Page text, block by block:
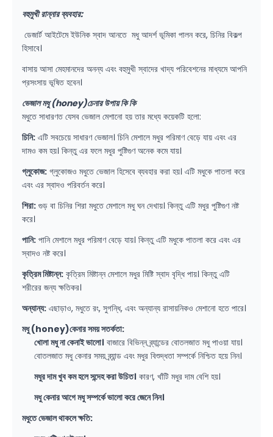
বহুমুখী রান্নার ব্যবহার:
ডেজার্ট আইটেমে ইউনিক স্বাদ আনতে মধু আদর্শ ভূমিকা পালন করে, চিনির বিকল্প
হিসাবে।
বাসায় আসা মেহমানদের অনন্য এবং বহুমুখী স্বাদের খাদ্য পরিবেশনের মাধ্যমে আপনি
প্রসংসায় ভূষিত হবেন।
ভেজাল মধু (honey)চেনার উপায় কি কি
মধুতে সাধারণত যেসব ভেজাল মেশানো হয় তার মধ্যে কয়েকটি হলো:
চিনি: এটি সবচেয়ে সাধারণ ভেজাল। চিনি মেশালে মধুর পরিমাণ বেড়ে যায় এবং এর
দামও কম হয়। কিন্তু এর ফলে মধুর পুষ্টিগুণ অনেক কমে যায়।
গ্লুকোজ: গ্লুকোজও মধুতে ভেজাল হিসেবে ব্যবহার করা হয়। এটি মধুকে পাতলা করে
এবং এর স্বাদও পরিবর্তন করে।
শিরা: গুড় বা চিনির শিরা মধুতে মেশালে মধু ঘন দেখায়। কিন্তু এটি মধুর পুষ্টিগুণ নষ্ট
করে।
পানি: পানি মেশালে মধুর পরিমাণ বেড়ে যায়। কিন্তু এটি মধুকে পাতলা করে এবং এর
স্বাদও নষ্ট করে।
কৃত্রিম মিষ্টান্ন: কৃত্রিম মিষ্টান্ন মেশালে মধুর মিষ্টি স্বাদ বৃদ্ধি পায়। কিন্তু এটি
শরীরের জন্য ক্ষতিকর।
অন্যান্য: এছাড়াও, মধুতে রং, সুগন্ধি, এবং অন্যান্য রাসায়নিকও মেশানো হতে পারে।
মধু (honey)কেনার সময় সতর্কতা:
খোলা মধু না কেনাই ভালো। বাজারে বিভিন্ন ব্র্যান্ডের বোতলজাত মধু পাওয়া যায়।
বোতলজাত মধু কেনার সময় ব্র্যান্ড এবং মধুর বিশুদ্ধতা সম্পর্কে নিশ্চিত হয়ে নিন।
মধুর দাম খুব কম হলে সন্দেহ করা উচিত। কারণ, খাঁটি মধুর দাম বেশি হয়।
মধু কেনার আগে মধু সম্পর্কে ভালো করে জেনে নিন।
মধুতে ভেজাল থাকলে ক্ষতি: